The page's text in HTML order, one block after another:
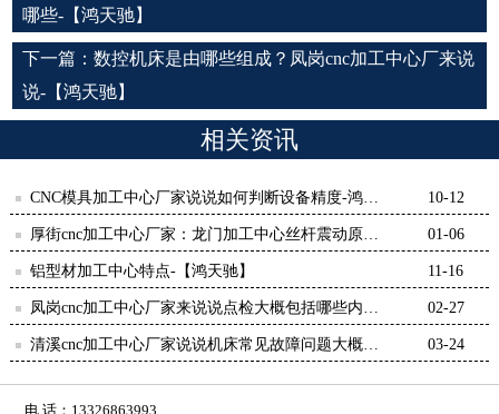
哪些-【鸿天驰】
下一篇： 数控机床是由哪些组成？凤岗cnc加工中心厂来说
说-【鸿天驰】
相关资讯
CNC模具加工中心厂家说说如何判断设备精度-鸿天
驰
10-12
厚街cnc加工中心厂家：龙门加工中心丝杆震动原因
分析-【鸿天驰】
01-06
铝型材加工中心特点-【鸿天驰】 11-16
凤岗cnc加工中心厂家来说说点检大概包括哪些内容-
【鸿天驰】
02-27
清溪cnc加工中心厂家说说机床常见故障问题大概有
03-24
电 话：13326863993